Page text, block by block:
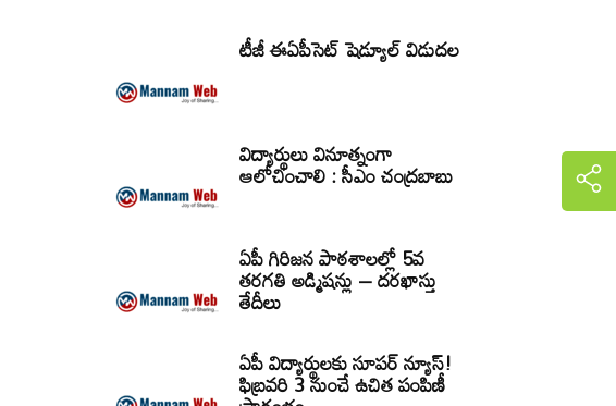
టీజీ ఈఏపీసెట్‌ షెడ్యూల్‌ విడుదల
విద్యార్థులు వినూత్నంగా
ఆలోచించాలి : సీఎం చంద్రబాబు
ఏపీ గిరిజన పాఠశాలల్లో 5వ
తరగతి అడ్మిషన్లు – దరఖాస్తు
తేదీలు
ఏపీ విద్యార్థులకు సూపర్ న్యూస్!
ఫిబ్రవరి 3 నుంచే ఉచిత పంపిణీ